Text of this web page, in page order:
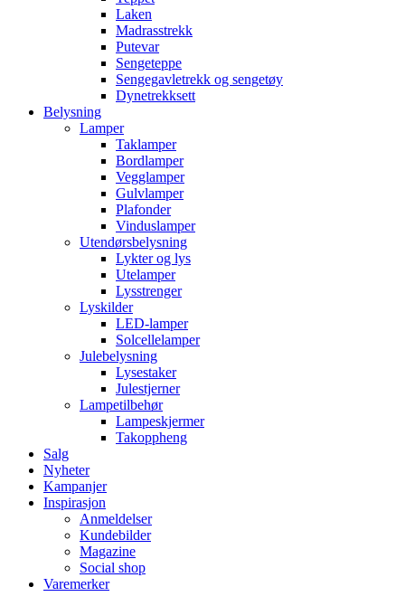
Laken
Madrasstrekk
Putevar
Sengeteppe
Sengegavletrekk og sengetøy
Dynetrekksett
Belysning
Lamper
Taklamper
Bordlamper
Vegglamper
Gulvlamper
Plafonder
Vinduslamper
Utendørsbelysning
Lykter og lys
Utelamper
Lysstrenger
Lyskilder
LED-lamper
Solcellelamper
Julebelysning
Lysestaker
Julestjerner
Lampetilbehør
Lampeskjermer
Takoppheng
Salg
Nyheter
Kampanjer
Inspirasjon
Anmeldelser
Kundebilder
Magazine
Social shop
Varemerker